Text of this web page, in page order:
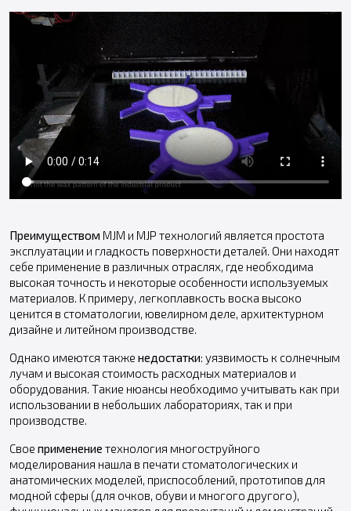
Преимуществом MJM и MJP технологий является простота
эксплуатации и гладкость поверхности деталей. Они находят
себе применение в различных отраслях, где необходима
высокая точность и некоторые особенности используемых
материалов. К примеру, легкоплавкость воска высоко
ценится в стоматологии, ювелирном деле, архитектурном
дизайне и литейном производстве.
Однако имеются также недостатки: уязвимость к солнечным
лучам и высокая стоимость расходных материалов и
оборудования. Такие нюансы необходимо учитывать как при
использовании в небольших лабораториях, так и при
производстве.
Свое применение технология многоструйного
моделирования нашла в печати стоматологических и
анатомических моделей, приспособлений, прототипов для
модной сферы (для очков, обуви и многого другого),